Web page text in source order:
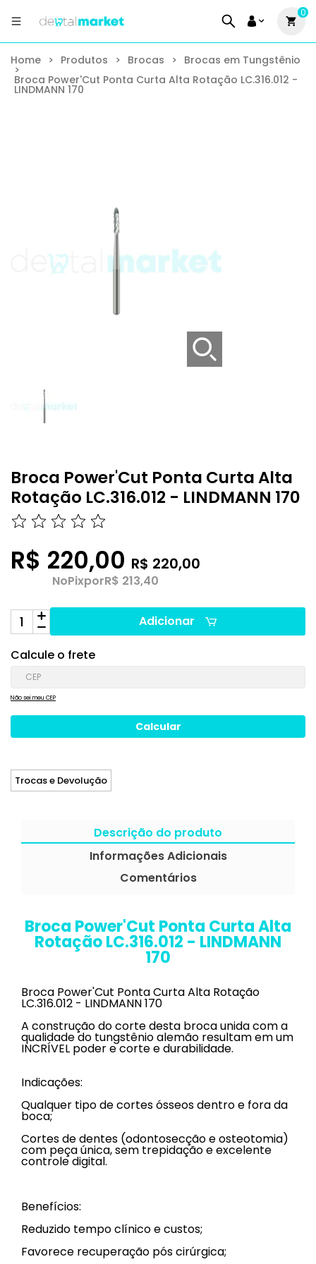
0
Home > Produtos > Brocas > Brocas em Tungstênio
>
Broca Power'Cut Ponta Curta Alta Rotação LC.316.012 -
LINDMANN 170
Broca Power'Cut Ponta Curta Alta
Rotação LC.316.012 - LINDMANN 170
R$ 220,00 R$ 220,00
NoPixporR$ 213,40
Adicionar
Calcule o frete
Não sei meu CEP
Trocas e Devolução
Descrição do produto
Informações Adicionais
Comentários
Broca Power'Cut Ponta Curta Alta
Rotação LC.316.012 - LINDMANN
170
Broca Power'Cut Ponta Curta Alta Rotação
LC.316.012 - LINDMANN 170
A construção do corte desta broca unida com a
qualidade do tungstênio alemão resultam em um
INCRÍVEL poder e corte e durabilidade.
Indicações:
Qualquer tipo de cortes ósseos dentro e fora da
boca;
Cortes de dentes (odontosecção e osteotomia)
com peça única, sem trepidação e excelente
controle digital.
Benefícios:
Reduzido tempo clínico e custos;
Favorece recuperação pós cirúrgica;